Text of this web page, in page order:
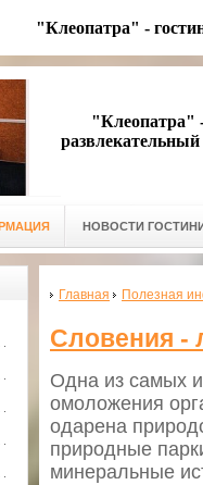
"Клеопатра" -
"Клеопатра" -
НОВОСТИ
Главная Полезная
Словения -
Одна из самых
омоложения
одарена
природные
минеральные